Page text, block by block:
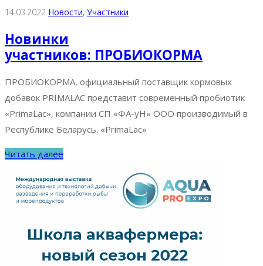
14.03.2022 Новости‚ Участники
Новинки
участников: ПРОБИОКОРМА
ПРОБИОКОРМА, официальный поставщик кормовых
добавок PRIMALAC представит современный пробиотик
«PrimaLac», компании СП «ФА-уН» ООО производимый в
Республике Беларусь. «PrimaLac»
Читать далее